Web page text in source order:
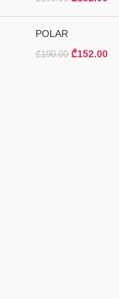
POLAR
₾190.00 ₾152.00